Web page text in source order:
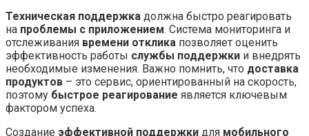
Техническая поддержка должна быстро реагировать
на проблемы с приложением. Система мониторинга и
отслеживания времени отклика позволяет оценить
эффективность работы службы поддержки и внедрять
необходимые изменения. Важно помнить, что доставка
продуктов – это сервис, ориентированный на скорость,
поэтому быстрое реагирование является ключевым
фактором успеха.
Создание эффективной поддержки для мобильного